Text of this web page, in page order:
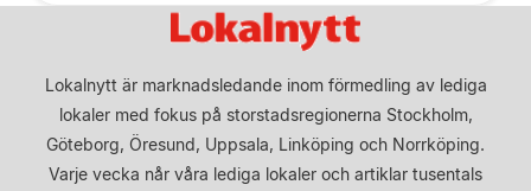
Lokalnytt är marknadsledande inom förmedling av lediga
lokaler med fokus på storstadsregionerna Stockholm,
Göteborg, Öresund, Uppsala, Linköping och Norrköping.
Varje vecka når våra lediga lokaler och artiklar tusentals